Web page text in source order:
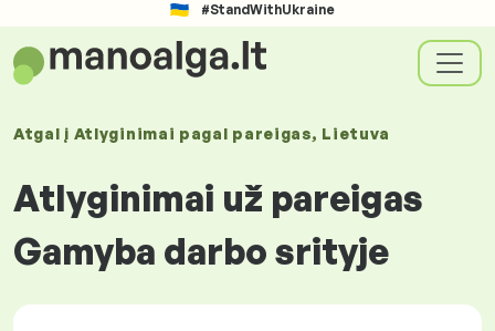
#StandWithUkraine
Atgal į Atlyginimai pagal pareigas, Lietuva
Atlyginimai už pareigas
Gamyba darbo srityje